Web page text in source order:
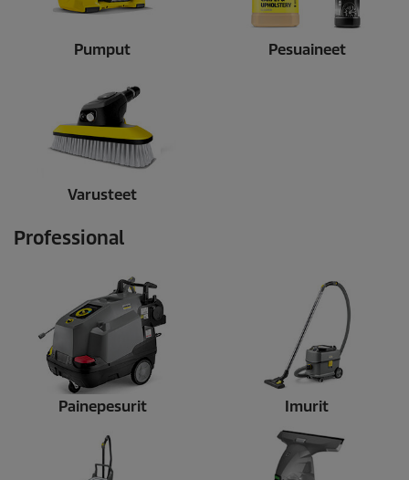
Pumput Pesuaineet
Varusteet
Professional
Painepesurit Imurit